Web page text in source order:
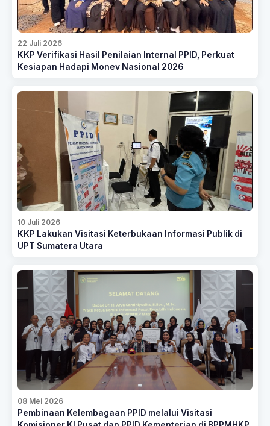
22 Juli 2026
KKP Verifikasi Hasil Penilaian Internal PPID, Perkuat
Kesiapan Hadapi Monev Nasional 2026
10 Juli 2026
KKP Lakukan Visitasi Keterbukaan Informasi Publik di
UPT Sumatera Utara
08 Mei 2026
Pembinaan Kelembagaan PPID melalui Visitasi